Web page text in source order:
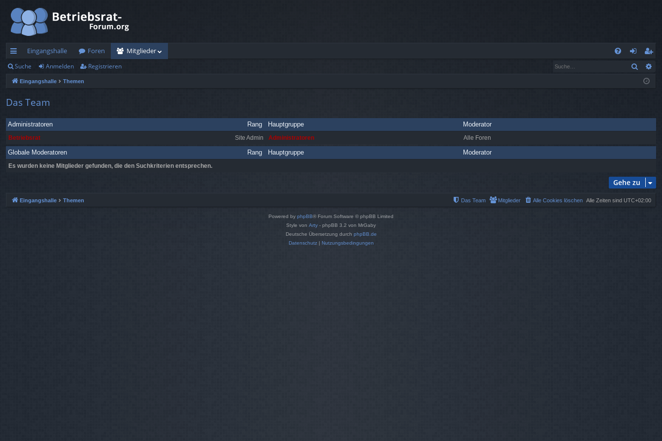
ch
ne
llz
rif
f
Eingangshalle Foren
Mitglieder
n
n
eg
ist
n
Suche Anmelden Registrieren Suche
Eingangshalle Themen
Das Team
Rang
Administratoren Hauptgruppe Moderator
Site Admin
Betriebsrat Administratoren Alle Foren
Rang
Globale Moderatoren Hauptgruppe Moderator
Es wurden keine Mitglieder gefunden, die den Suchkriterien entsprechen.
Gehe zu
Eingangshalle Themen Alle Zeiten sind UTC+02:00
Alle Cookies löschen
Mitglieder
Das Team
Powered by phpBB® Forum Software © phpBB Limited
Style von Arty - phpBB 3.2 von MrGaby
Deutsche Übersetzung durch phpBB.de
Datenschutz| Nutzungsbedingungen